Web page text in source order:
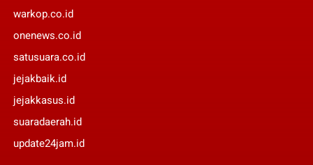
warkop.co.id
onenews.co.id
satusuara.co.id
jejakbaik.id
jejakkasus.id
suaradaerah.id
update24jam.id